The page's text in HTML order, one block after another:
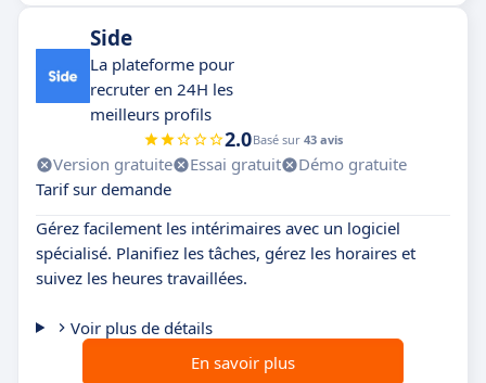
Side
La plateforme pour
recruter en 24H les
meilleurs profils
2.0Basé sur 43 avis
Version gratuite Essai gratuit
Démo gratuite
Tarif sur demande
Gérez facilement les intérimaires avec un logiciel
spécialisé. Planifiez les tâches, gérez les horaires et
suivez les heures travaillées.
Voir plus de détails
En savoir plus